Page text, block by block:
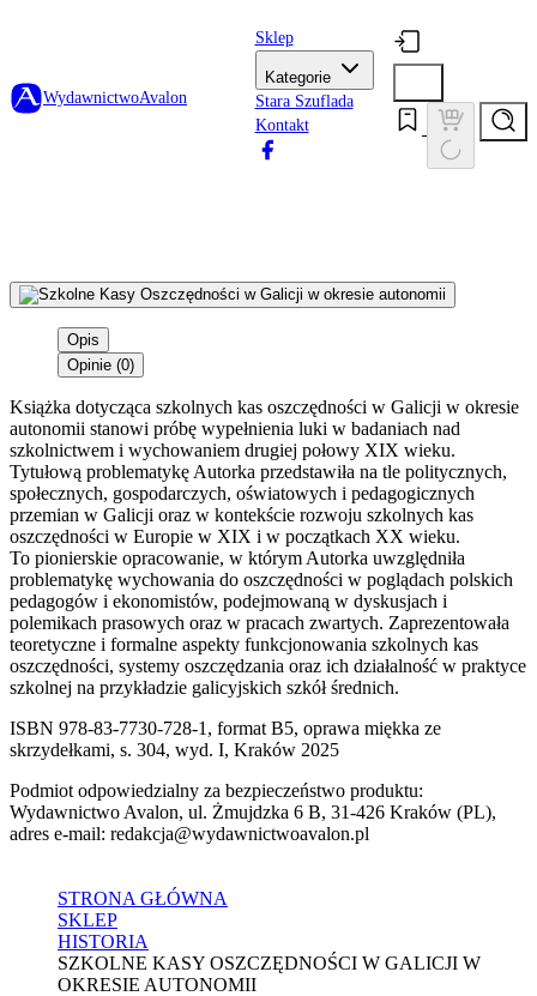
WydawnictwoAvalon
Sklep
Kategorie
Stara Szuflada
Kontakt
Opis
Opinie (0)
Książka dotycząca szkolnych kas oszczędności w Galicji w okresie
autonomii stanowi próbę wypełnienia luki w badaniach nad
szkolnictwem i wychowaniem drugiej połowy XIX wieku.
Tytułową problematykę Autorka przedstawiła na tle politycznych,
społecznych, gospodarczych, oświatowych i pedagogicznych
przemian w Galicji oraz w kontekście rozwoju szkolnych kas
oszczędności w Europie w XIX i w początkach XX wieku.
To pionierskie opracowanie, w którym Autorka uwzględniła
problematykę wychowania do oszczędności w poglądach polskich
pedagogów i ekonomistów, podejmowaną w dyskusjach i
polemikach prasowych oraz w pracach zwartych. Zaprezentowała
teoretyczne i formalne aspekty funkcjonowania szkolnych kas
oszczędności, systemy oszczędzania oraz ich działalność w praktyce
szkolnej na przykładzie galicyjskich szkół średnich.
ISBN 978-83-7730-728-1, format B5, oprawa miękka ze
skrzydełkami, s. 304, wyd. I, Kraków 2025
Podmiot odpowiedzialny za bezpieczeństwo produktu:
Wydawnictwo Avalon, ul. Żmujdzka 6 B, 31-426 Kraków (PL),
adres e-mail: redakcja@wydawnictwoavalon.pl
STRONA GŁÓWNA
SKLEP
HISTORIA
SZKOLNE KASY OSZCZĘDNOŚCI W GALICJI W
OKRESIE AUTONOMII